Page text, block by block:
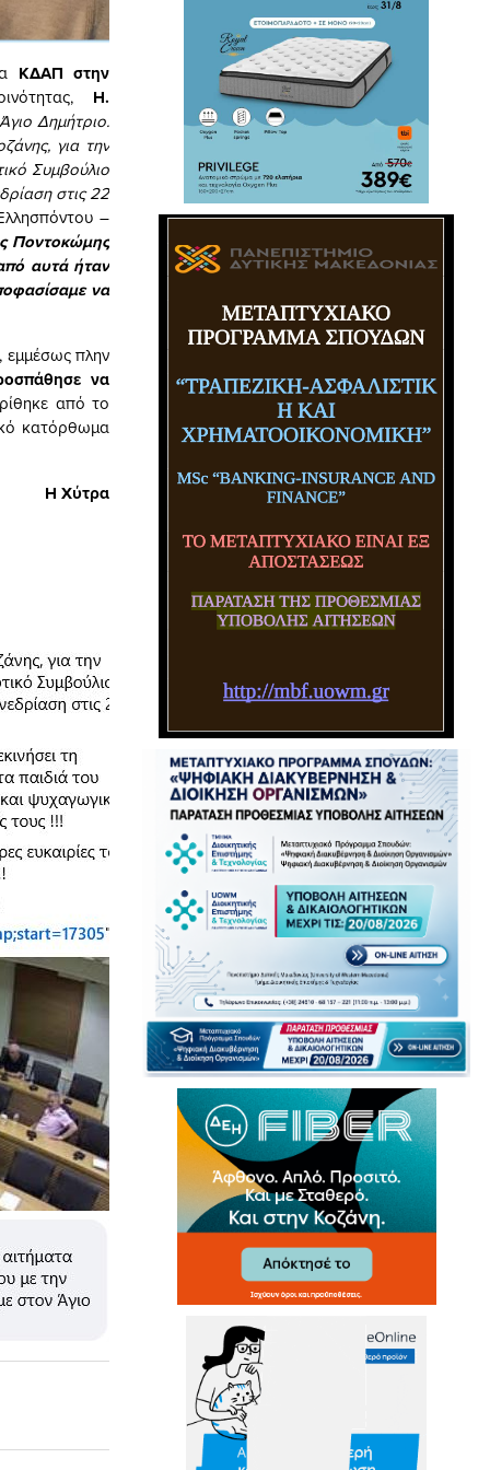
ΚΔΑΠ στην
Η.
Δημήτριο.
για την
Συμβούλιο
στις 22
–
Ποντοκώμης
αυτά ήταν
να
εμμέσως πλην
να
από το
κατόρθωμα
Η Χύτρα